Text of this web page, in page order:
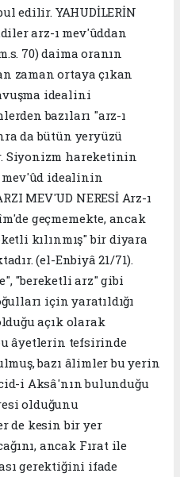
edilir. YAHUDİLERİN
arz-ı mev'ûddan
70) daima oranın
zaman ortaya çıkan
idealini
bazıları "arz-ı
da bütün yeryüzü
Siyonizm hareketinin
mev'ûd idealinin
MEV'UD NERESİ Arz-ı
geçmemekte, ancak
kılınmış" bir diyara
(el-Enbiyâ 21/71).
"bereketli arz" gibi
için yaratıldığı
açık olarak
âyetlerin tefsirinde
bazı âlimler bu yerin
i Aksâ'nın bulunduğu
olduğunu
de kesin bir yer
ancak Fırat ile
gerektiğini ifade